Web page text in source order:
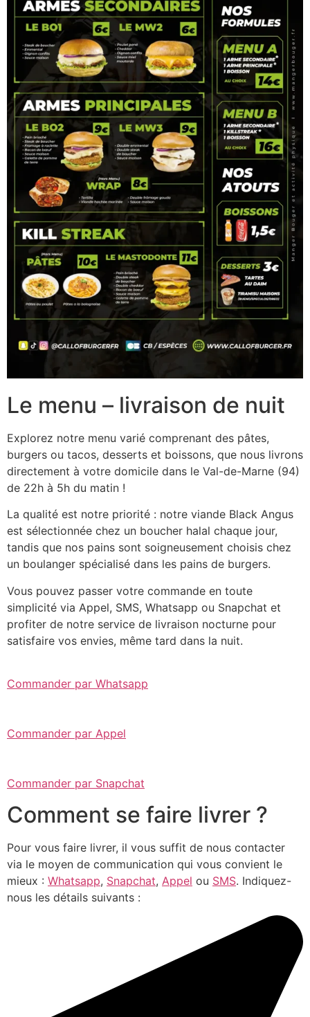
Le menu – livraison de nuit
Explorez notre menu varié comprenant des pâtes,
burgers ou tacos, desserts et boissons, que nous livrons
directement à votre domicile dans le Val-de-Marne (94)
de 22h à 5h du matin !
La qualité est notre priorité : notre viande Black Angus
est sélectionnée chez un boucher halal chaque jour,
tandis que nos pains sont soigneusement choisis chez
un boulanger spécialisé dans les pains de burgers.
Vous pouvez passer votre commande en toute
simplicité via Appel, SMS, Whatsapp ou Snapchat et
profiter de notre service de livraison nocturne pour
satisfaire vos envies, même tard dans la nuit.
Commander par Whatsapp
Commander par Appel
Commander par Snapchat
Comment se faire livrer ?
Pour vous faire livrer, il vous suffit de nous contacter
via le moyen de communication qui vous convient le
mieux : Whatsapp, Snapchat, Appel ou SMS. Indiquez-
nous les détails suivants :